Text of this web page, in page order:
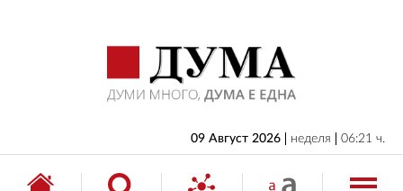
09 Август 2026 неделя 06:21 ч.
БЪЛГАРИЯ
ИКОНОМИКА
ИЗБОРИ
СВЯТ